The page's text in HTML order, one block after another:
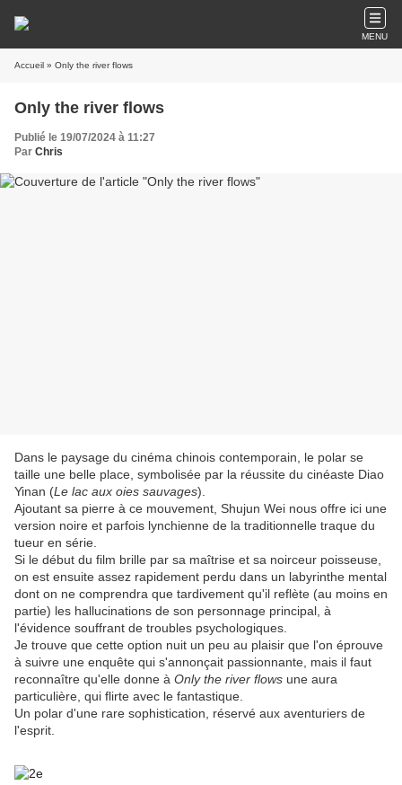
MENU
Accueil » Only the river flows
Only the river flows
Publié le 19/07/2024 à 11:27
Par Chris
Dans le paysage du cinéma chinois contemporain, le polar se
taille une belle place, symbolisée par la réussite du cinéaste Diao
Yinan (Le lac aux oies sauvages).
Ajoutant sa pierre à ce mouvement, Shujun Wei nous offre ici une
version noire et parfois lynchienne de la traditionnelle traque du
tueur en série.
Si le début du film brille par sa maîtrise et sa noirceur poisseuse,
on est ensuite assez rapidement perdu dans un labyrinthe mental
dont on ne comprendra que tardivement qu'il reflète (au moins en
partie) les hallucinations de son personnage principal, à
l'évidence souffrant de troubles psychologiques.
Je trouve que cette option nuit un peu au plaisir que l'on éprouve
à suivre une enquête qui s'annonçait passionnante, mais il faut
reconnaître qu'elle donne à Only the river flows une aura
particulière, qui flirte avec le fantastique.
Un polar d'une rare sophistication, réservé aux aventuriers de
l'esprit.